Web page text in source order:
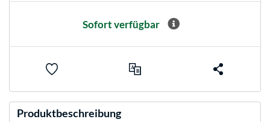
Sofort verfügbar
Produktbeschreibung